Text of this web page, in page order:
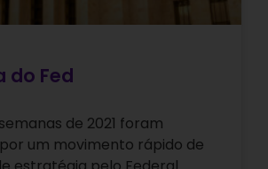
do Fed
de 2021 foram
um movimento rápido de